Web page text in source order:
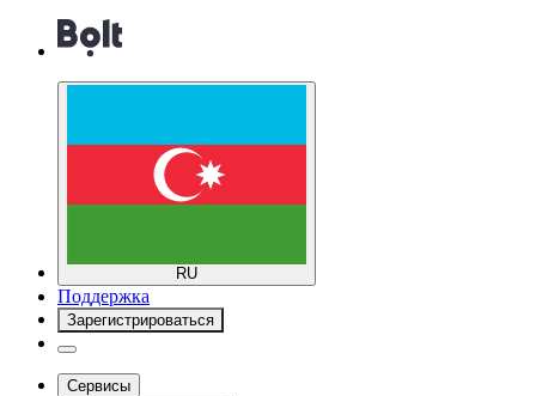
RU
Поддержка
Зарегистрироваться
Сервисы